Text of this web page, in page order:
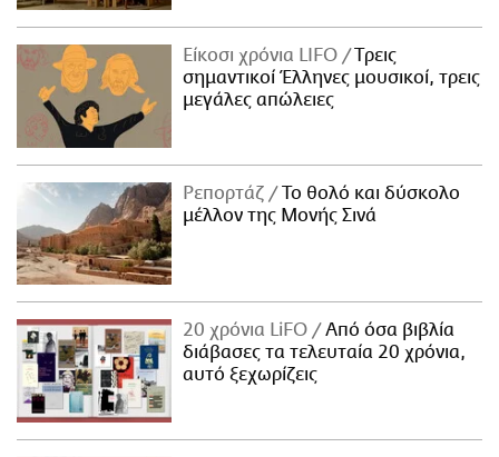
Είκοσι χρόνια LIFO
Tρεις
σημαντικοί Έλληνες μουσικοί, τρεις
μεγάλες απώλειες
Ρεπορτάζ
Το θολό και δύσκολο
μέλλον της Μονής Σινά
20 χρόνια LiFO
Από όσα βιβλία
διάβασες τα τελευταία 20 χρόνια,
αυτό ξεχωρίζεις